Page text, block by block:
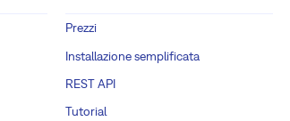
Prezzi
Installazione semplificata
REST API
Tutorial